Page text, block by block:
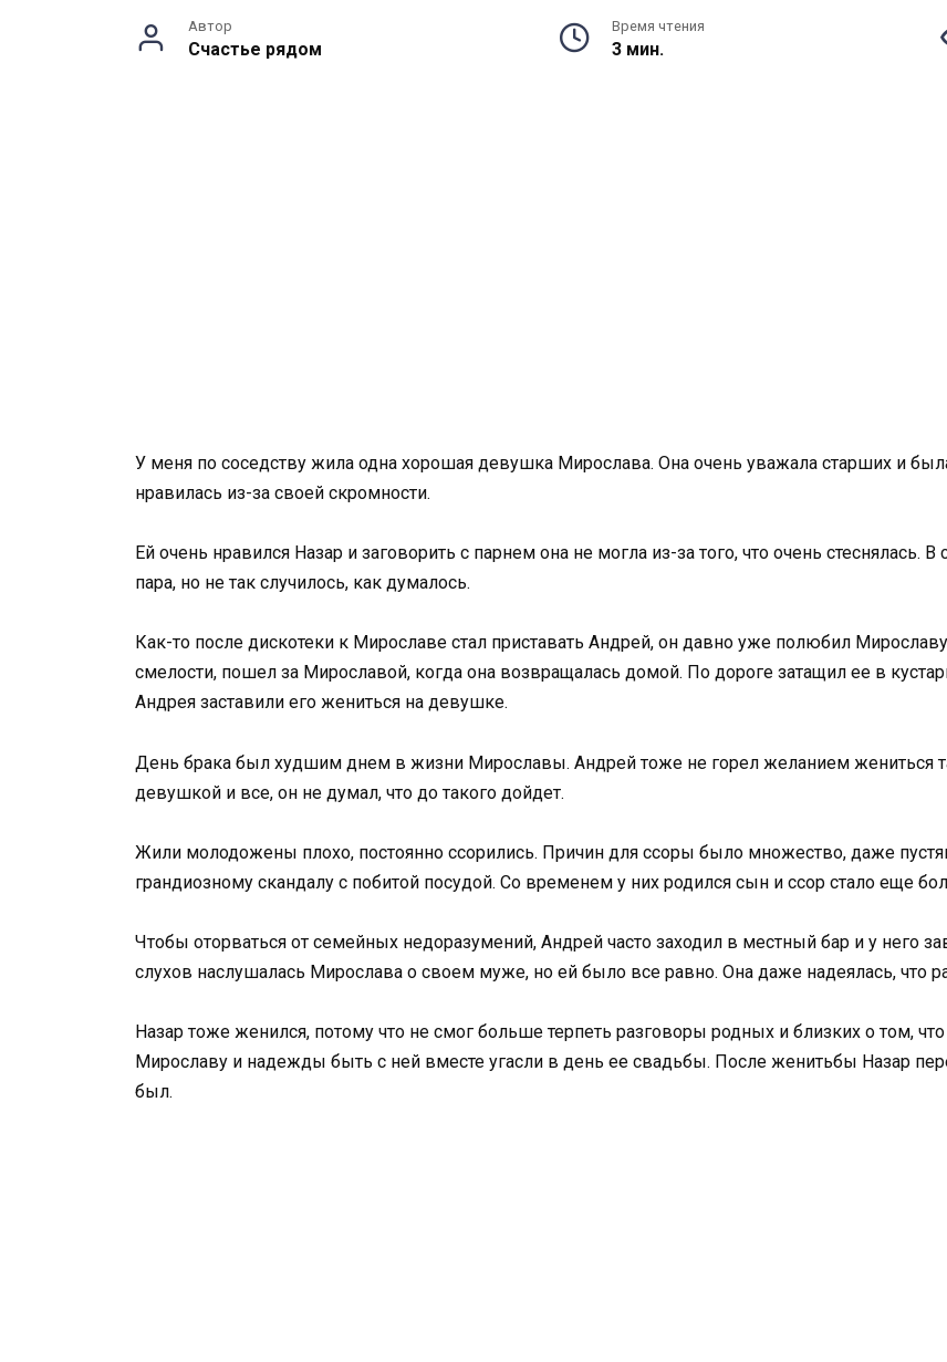
Автор
Счастье рядом
Время чтения
3 мин.
У меня по соседству жила одна хорошая девушка Мирослава. Она очень уважала старших и
нравилась из-за своей скромности.
Ей очень нравился Назар и заговорить с парнем она не могла из-за того, что очень стеснялась.
пара, но не так случилось, как думалось.
Как-то после дискотеки к Мирославе стал приставать Андрей, он давно уже полюбил
смелости, пошел за Мирославой, когда она возвращалась домой. По дороге затащил ее в
Андрея заставили его жениться на девушке.
День брака был худшим днем в жизни Мирославы. Андрей тоже не горел желанием жениться
девушкой и все, он не думал, что до такого дойдет.
Жили молодожены плохо, постоянно ссорились. Причин для ссоры было множество, даже
грандиозному скандалу с побитой посудой. Со временем у них родился сын и ссор стало еще
Чтобы оторваться от семейных недоразумений, Андрей часто заходил в местный бар и у него
слухов наслушалась Мирослава о своем муже, но ей было все равно. Она даже надеялась, что
Назар тоже женился, потому что не смог больше терпеть разговоры родных и близких о том,
Мирославу и надежды быть с ней вместе угасли в день ее свадьбы. После женитьбы Назар
был.